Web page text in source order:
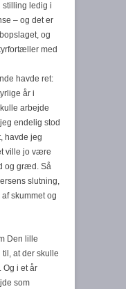
stilling ledig i
– og det er
og
med
havde ret:
år i
arbejde
endelig stod
havde jeg
ville jo være
og græd. Så
slutning,
skummet og
Den lille
at der skulle
Og i et år
som